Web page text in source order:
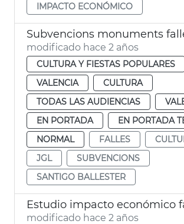
IMPACTO ECONÓMICO
Subvencions monuments
modificado hace 2 años
CULTURA Y FIESTAS POPULARES
VALENCIA
CULTURA
TODAS LAS AUDIENCIAS
EN PORTADA
EN PORTADA
NORMAL
FALLES
JGL
SUBVENCIONS
SANTIGO BALLESTER
Estudio impacto económico
modificado hace 2 años